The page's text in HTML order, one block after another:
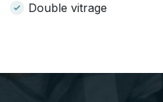
Double vitrage